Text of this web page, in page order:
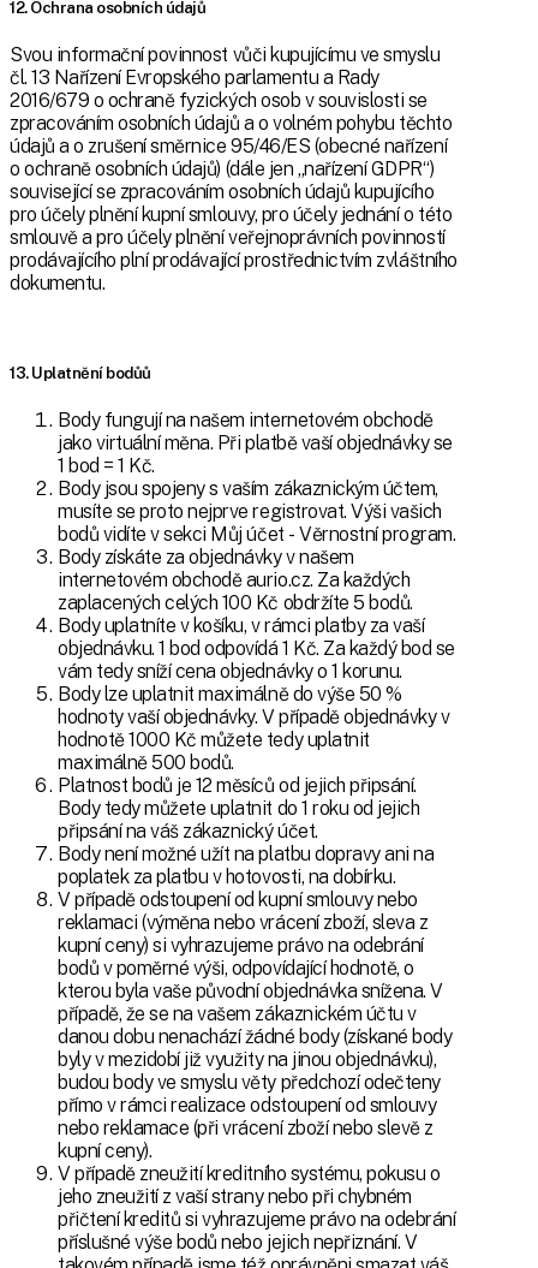
12. Ochrana osobních údajů
Svou informační povinnost vůči kupujícímu ve smyslu
čl. 13 Nařízení Evropského parlamentu a Rady
2016/679 o ochraně fyzických osob v souvislosti se
zpracováním osobních údajů a o volném pohybu těchto
údajů a o zrušení směrnice 95/46/ES (obecné nařízení
o ochraně osobních údajů) (dále jen „nařízení GDPR“)
související se zpracováním osobních údajů kupujícího
pro účely plnění kupní smlouvy, pro účely jednání o této
smlouvě a pro účely plnění veřejnoprávních povinností
prodávajícího plní prodávající prostřednictvím zvláštního
dokumentu.
13. Uplatnění bodůů
Body fungují na našem internetovém obchodě
jako virtuální měna. Při platbě vaší objednávky se
1 bod = 1 Kč.
Body jsou spojeny s vaším zákaznickým účtem,
musíte se proto nejprve registrovat. Výši vašich
bodů vidíte v sekci Můj účet - Věrnostní program.
Body získáte za objednávky v našem
internetovém obchodě aurio.cz. Za každých
zaplacených celých 100 Kč obdržíte 5 bodů.
Body uplatníte v košíku, v rámci platby za vaší
objednávku. 1 bod odpovídá 1 Kč. Za každý bod se
vám tedy sníží cena objednávky o 1 korunu.
Body lze uplatnit maximálně do výše 50 %
hodnoty vaší objednávky. V případě objednávky v
hodnotě 1000 Kč můžete tedy uplatnit
maximálně 500 bodů.
Platnost bodů je 12 měsíců od jejich připsání.
Body tedy můžete uplatnit do 1 roku od jejich
připsání na váš zákaznický účet.
Body není možné užít na platbu dopravy ani na
poplatek za platbu v hotovosti, na dobírku.
V případě odstoupení od kupní smlouvy nebo
reklamaci (výměna nebo vrácení zboží, sleva z
kupní ceny) si vyhrazujeme právo na odebrání
bodů v poměrné výši, odpovídající hodnotě, o
kterou byla vaše původní objednávka snížena. V
případě, že se na vašem zákaznickém účtu v
danou dobu nenachází žádné body (získané body
byly v mezidobí již využity na jinou objednávku),
budou body ve smyslu věty předchozí odečteny
přímo v rámci realizace odstoupení od smlouvy
nebo reklamace (při vrácení zboží nebo slevě z
kupní ceny).
V případě zneužití kreditního systému, pokusu o
jeho zneužití z vaší strany nebo při chybném
přičtení kreditů si vyhrazujeme právo na odebrání
příslušné výše bodů nebo jejich nepřiznání. V